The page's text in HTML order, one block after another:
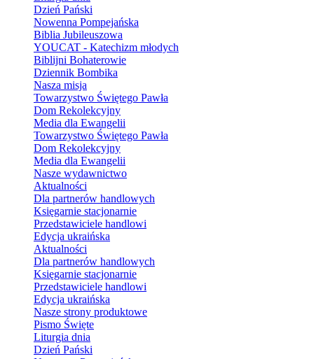
Dzień Pański
Nowenna Pompejańska
Biblia Jubileuszowa
YOUCAT - Katechizm młodych
Biblijni Bohaterowie
Dziennik Bombika
Nasza misja
Towarzystwo Świętego Pawła
Dom Rekolekcyjny
Media dla Ewangelii
Towarzystwo Świętego Pawła
Dom Rekolekcyjny
Media dla Ewangelii
Nasze wydawnictwo
Aktualności
Dla partnerów handlowych
Księgarnie stacjonarnie
Przedstawiciele handlowi
Edycja ukraińska
Aktualności
Dla partnerów handlowych
Księgarnie stacjonarnie
Przedstawiciele handlowi
Edycja ukraińska
Nasze strony produktowe
Pismo Święte
Liturgia dnia
Dzień Pański